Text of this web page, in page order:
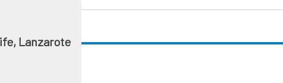
Lanzarote